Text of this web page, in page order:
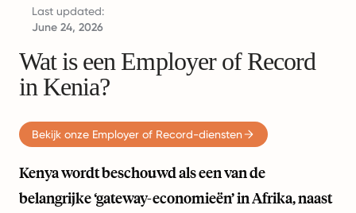
Last updated:
June 24, 2026
Wat is een Employer of Record
in Kenia?
Bekijk onze Employer of Record-diensten
Kenya wordt beschouwd als een van de
belangrijke ‘gateway-economieën’ in Afrika, naast